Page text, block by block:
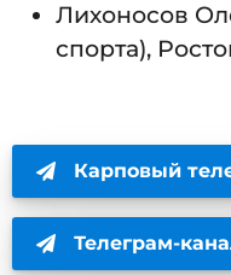
Лихоносов
спорта),
Карповый
Телеграм-